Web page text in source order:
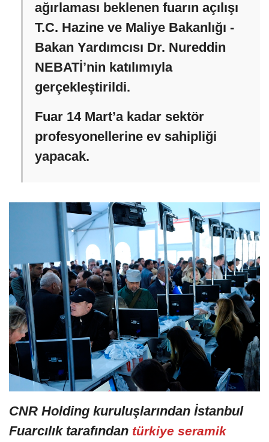
ağırlaması beklenen fuarın açılışı
T.C. Hazine ve Maliye Bakanlığı -
Bakan Yardımcısı Dr. Nureddin
NEBATİ’nin katılımıyla
gerçekleştirildi.
Fuar 14 Mart’a kadar sektör
profesyonellerine ev sahipliği
yapacak.
CNR Holding kuruluşlarından İstanbul
Fuarcılık tarafından türkiye seramik